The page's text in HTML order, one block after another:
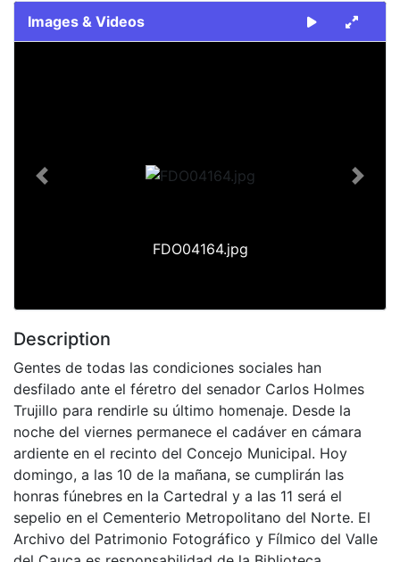
Images & Videos
FDO04164.jpg
Previous Next
Description
Gentes de todas las condiciones sociales han
desfilado ante el féretro del senador Carlos Holmes
Trujillo para rendirle su último homenaje. Desde la
noche del viernes permanece el cadáver en cámara
ardiente en el recinto del Concejo Municipal. Hoy
domingo, a las 10 de la mañana, se cumplirán las
honras fúnebres en la Cartedral y a las 11 será el
sepelio en el Cementerio Metropolitano del Norte. El
Archivo del Patrimonio Fotográfico y Fílmico del Valle